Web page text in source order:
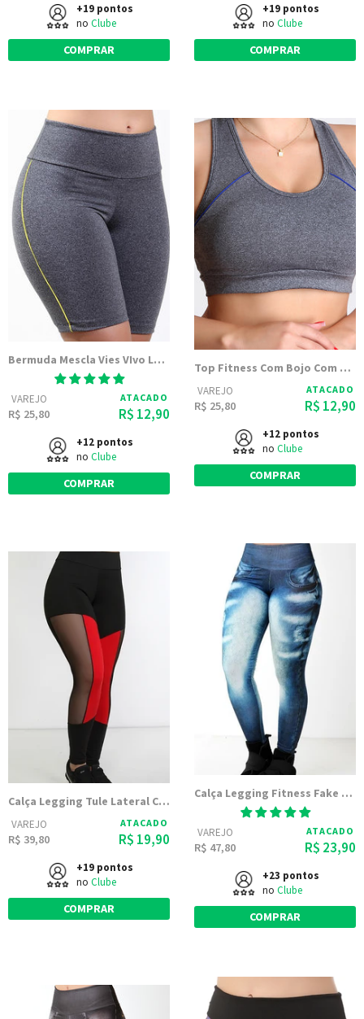
+19 pontos
no Clube
COMPRAR
+19 pontos
no Clube
COMPRAR
Bermuda Mescla Vies VIvo Lateral
VAREJO
R$ 25,80
ATACADO
R$ 12,90
+12 pontos
no Clube
COMPRAR
Top Fitness Com Bojo Com Viés Colorido
VAREJO
R$ 25,80
ATACADO
R$ 12,90
+12 pontos
no Clube
COMPRAR
Calça Legging Tule Lateral Cores
VAREJO
R$ 39,80
ATACADO
R$ 19,90
+19 pontos
no Clube
COMPRAR
Calça Legging Fitness Fake Jeans Azul Escuro
VAREJO
R$ 47,80
ATACADO
R$ 23,90
+23 pontos
no Clube
COMPRAR